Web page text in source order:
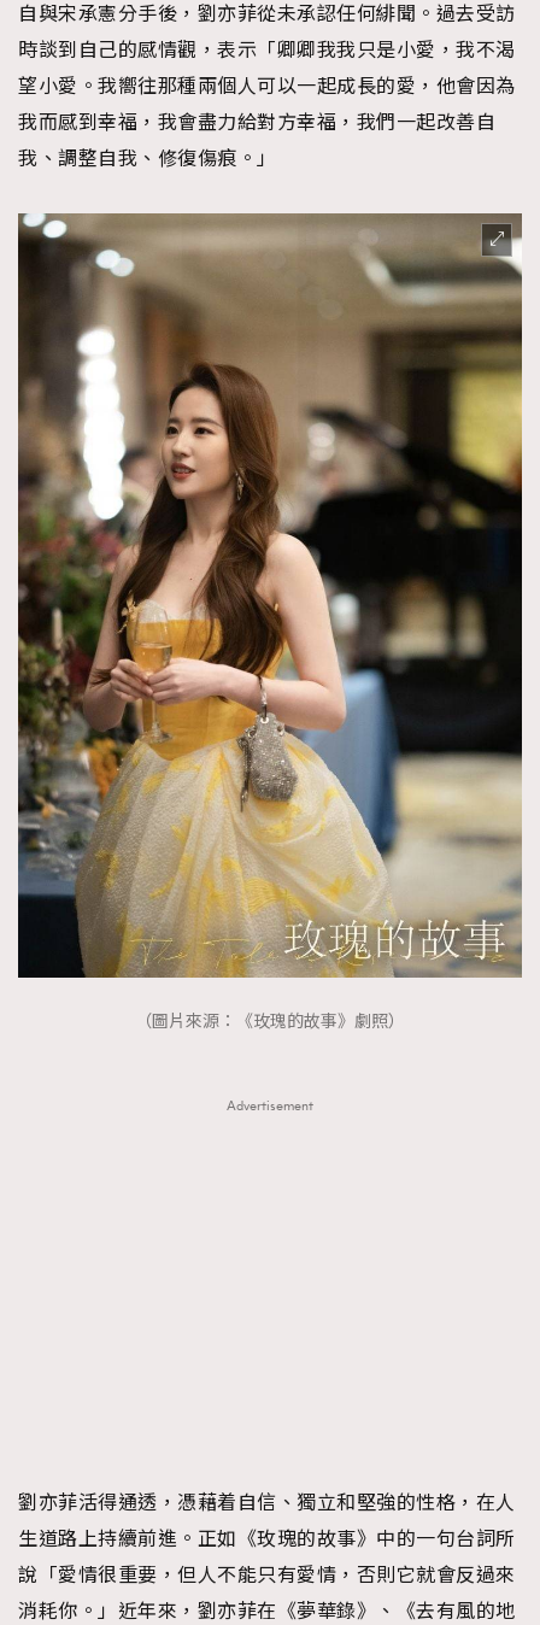
自與宋承憲分手後，劉亦菲從未承認任何緋聞。過去受訪
時談到自己的感情觀，表示「卿卿我我只是小愛，我不渴
望小愛。我嚮往那種兩個人可以一起成長的愛，他會因為
我而感到幸福，我會盡力給對方幸福，我們一起改善自
我、調整自我、修復傷痕。」
（圖片來源：《玫瑰的故事》劇照）
Advertisement
劉亦菲活得通透，憑藉着自信、獨立和堅強的性格，在人
生道路上持續前進。正如《玫瑰的故事》中的一句台詞所
說「愛情很重要，但人不能只有愛情，否則它就會反過來
消耗你。」近年來，劉亦菲在《夢華錄》、《去有風的地